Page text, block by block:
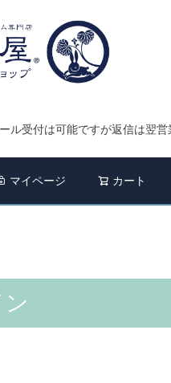
ル受付は可能ですが返信は翌
マイページ カート
ン